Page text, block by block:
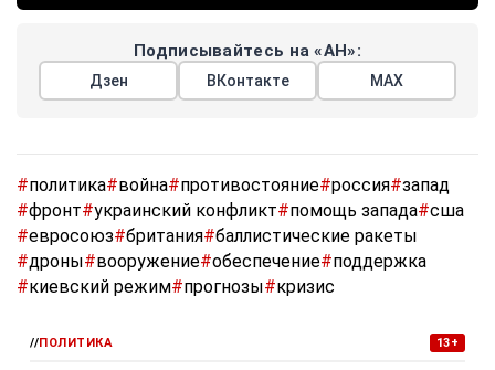
Подписывайтесь на «АН»:
Дзен ВКонтакте МАХ
#политика#война#противостояние#россия#запад
#фронт#украинский конфликт#помощь запада#сша
#евросоюз#британия#баллистические ракеты
#дроны#вооружение#обеспечение#поддержка
#киевский режим#прогнозы#кризис
//ПОЛИТИКА 13+